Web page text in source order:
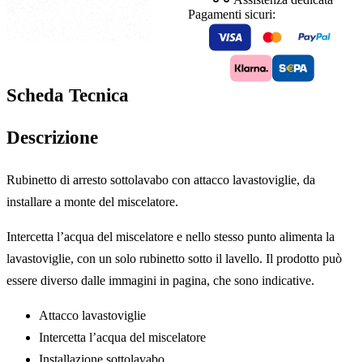
Pagamenti sicuri:
Scheda Tecnica
Descrizione
Rubinetto di arresto sottolavabo con attacco lavastoviglie, da
installare a monte del miscelatore.
Intercetta l’acqua del miscelatore e nello stesso punto alimenta la
lavastoviglie, con un solo rubinetto sotto il lavello. Il prodotto può
essere diverso dalle immagini in pagina, che sono indicative.
Attacco lavastoviglie
Intercetta l’acqua del miscelatore
Installazione sottolavabo